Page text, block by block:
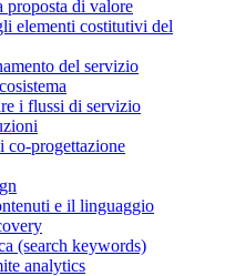
proposta di valore
elementi costitutivi del
del servizio
i flussi di servizio
co-progettazione
e il linguaggio
(search keywords)
analytics